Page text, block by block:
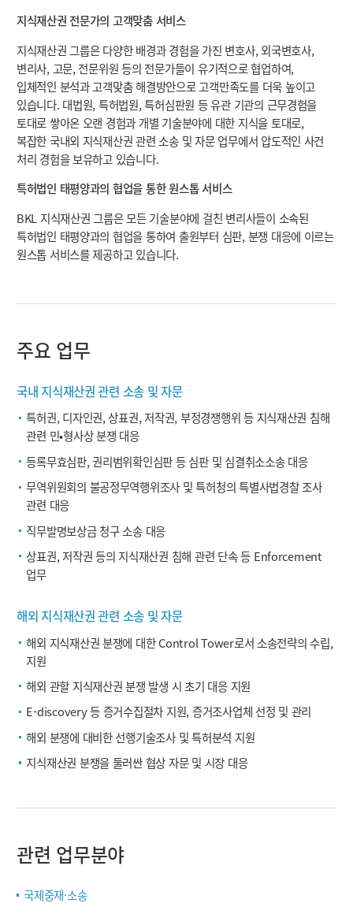
지식재산권 전문가의 고객맞춤 서비스
지식재산권 그룹은 다양한 배경과 경험을 가진 변호사, 외국변호사,
변리사, 고문, 전문위원 등의 전문가들이 유기적으로 협업하여,
입체적인 분석과 고객맞춤 해결방안으로 고객만족도를 더욱 높이고
있습니다. 대법원, 특허법원, 특허심판원 등 유관 기관의 근무경험을
토대로 쌓아온 오랜 경험과 개별 기술분야에 대한 지식을 토대로,
복잡한 국내외 지식재산권 관련 소송 및 자문 업무에서 압도적인 사건
처리 경험을 보유하고 있습니다.
특허법인 태평양과의 협업을 통한 원스톱 서비스
BKL 지식재산권 그룹은 모든 기술분야에 걸친 변리사들이 소속된
특허법인 태평양과의 협업을 통하여 출원부터 심판, 분쟁 대응에 이르는
원스톱 서비스를 제공하고 있습니다.
주요 업무
국내 지식재산권 관련 소송 및 자문
특허권, 디자인권, 상표권, 저작권, 부정경쟁행위 등 지식재산권 침해
관련 민•형사상 분쟁 대응
등록무효심판, 권리범위확인심판 등 심판 및 심결취소소송 대응
무역위원회의 불공정무역행위조사 및 특허청의 특별사법경찰 조사
관련 대응
직무발명보상금 청구 소송 대응
상표권, 저작권 등의 지식재산권 침해 관련 단속 등 Enforcement
업무
해외 지식재산권 관련 소송 및 자문
해외 지식재산권 분쟁에 대한 Control Tower로서 소송전략의 수립,
지원
해외 관할 지식재산권 분쟁 발생 시 초기 대응 지원
E-discovery 등 증거수집절차 지원, 증거조사업체 선정 및 관리
해외 분쟁에 대비한 선행기술조사 및 특허분석 지원
지식재산권 분쟁을 둘러싼 협상 자문 및 시장 대응
관련 업무분야
국제중재·소송